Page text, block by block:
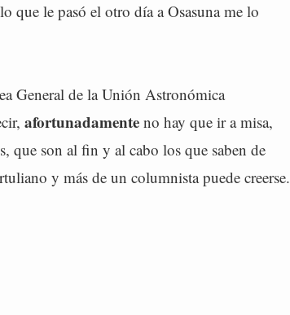
que le pasó el otro día a Osasuna me lo
General de la Unión Astronómica
afortunadamente no hay que ir a misa,
que son al fin y al cabo los que saben de
y más de un columnista puede creerse.